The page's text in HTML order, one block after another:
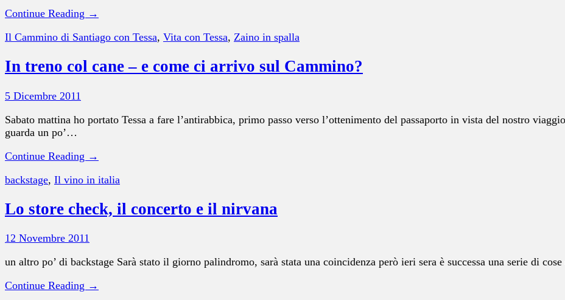
Continue Reading →
Il Cammino di Santiago con Tessa, Vita con Tessa, Zaino in spalla
In treno col cane – e come ci arrivo sul Cammino?
5 Dicembre 2011
Sabato mattina ho portato Tessa a fare l’antirabbica, primo passo verso l’ottenimento del passaporto in vista del nostro
guarda un po’…
Continue Reading →
backstage, Il vino in italia
Lo store check, il concerto e il nirvana
12 Novembre 2011
un altro po’ di backstage Sarà stato il giorno palindromo, sarà stata una coincidenza però ieri sera è successa una serie di
Continue Reading →